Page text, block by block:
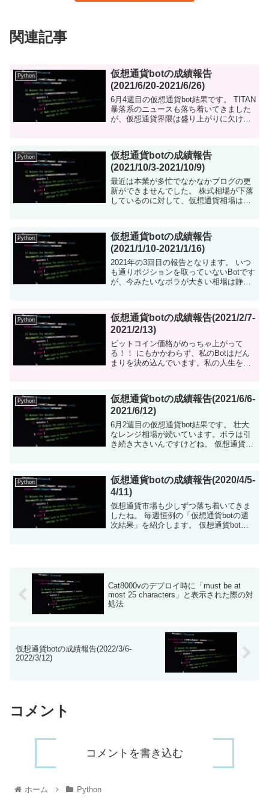
関連記事
Python
仮想通貨botの成績報告
(2021/6/20-2021/6/26)
6月4週目の仮想通貨bot結果です。 TITAN
暴落系のニュースも落ち着いてきました
が、仮想通貨界隈は盛り上がりに欠けて
Python
仮想通貨botの成績報告
(2021/10/3-2021/10/9)
最近は本業が多忙でなかなかブログの更
新ができませんでした。 株式相場が下落
しているのに対して、仮想通貨相場は非
Python
仮想通貨botの成績報告
(2021/1/10-2021/1/16)
2021年の3回目の報告となります。 いつ
も通りポジションを取っていないBotです
が、今みたいなボラが大きい相場は静観
Python
仮想通貨botの成績報告(2021/2/7-
2021/2/13)
ビットコイン価格がめっちゃ上がって
る！！ にもかかわらず、私のBotはだん
まりを決め込んでいます。私の人生を象
Python
仮想通貨botの成績報告(2021/6/6-
2021/6/12)
6月2週目の仮想通貨bot結果です。 壮大
なレンジ相場が続いています。ボラは引
き続き大きいんですけどね。 仮想通貨
ビットコインの売...
Python
仮想通貨botの成績報告(2020/4/5-
4/11)
仮想通貨市場も少しずつ落ち着いてきま
したね。 毎週恒例の「仮想通貨botの週
次結果」を紹介します。 仮想通貨botに
Cat8000vのデプロイ時に「must be at
most 25 characters」と表示された際の対
処法
仮想通貨botの成績報告(2022/3/6-
2022/3/12)
コメント
コメントを書き込む
ホーム Python